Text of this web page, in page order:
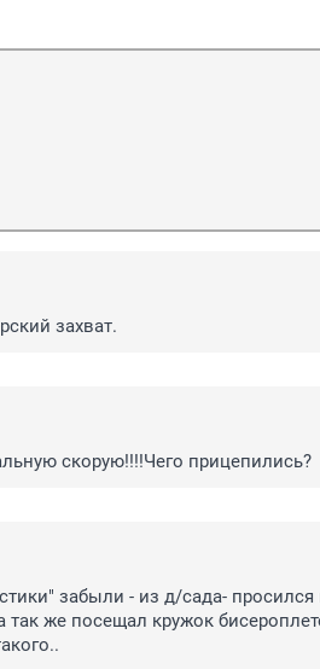
захват.
скорую!!!!Чего прицепились?
забыли - из д/сада- просился
так же посещал кружок